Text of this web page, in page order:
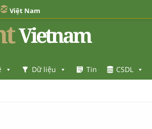
Việt Nam
Vietnam
Dữ liệu Tin CSDL